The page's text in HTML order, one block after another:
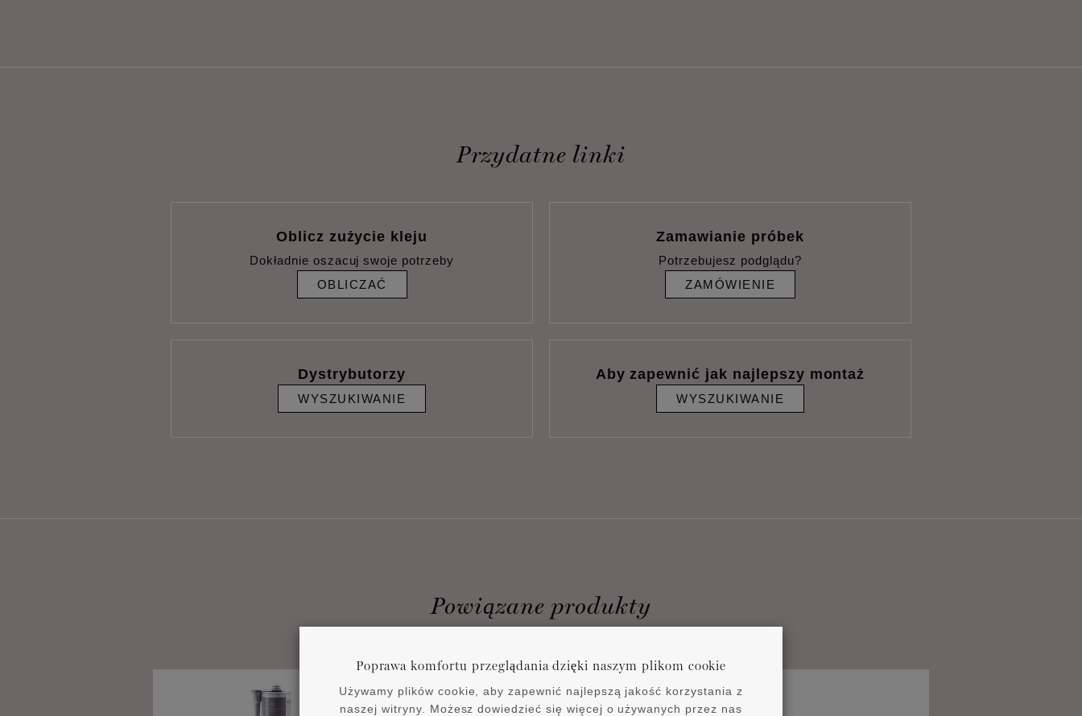
Przydatne linki
Oblicz zużycie kleju
Dokładnie oszacuj swoje potrzeby
OBLICZAĆ
Zamawianie próbek
Potrzebujesz podglądu?
ZAMÓWIENIE
Dystrybutorzy
WYSZUKIWANIE
Aby zapewnić jak najlepszy montaż
WYSZUKIWANIE
Powiązane produkty
Poprawa komfortu przeglądania dzięki naszym plikom cookie
Używamy plików cookie, aby zapewnić najlepszą jakość korzystania z
naszej witryny. Możesz dowiedzieć się więcej o używanych przez nas